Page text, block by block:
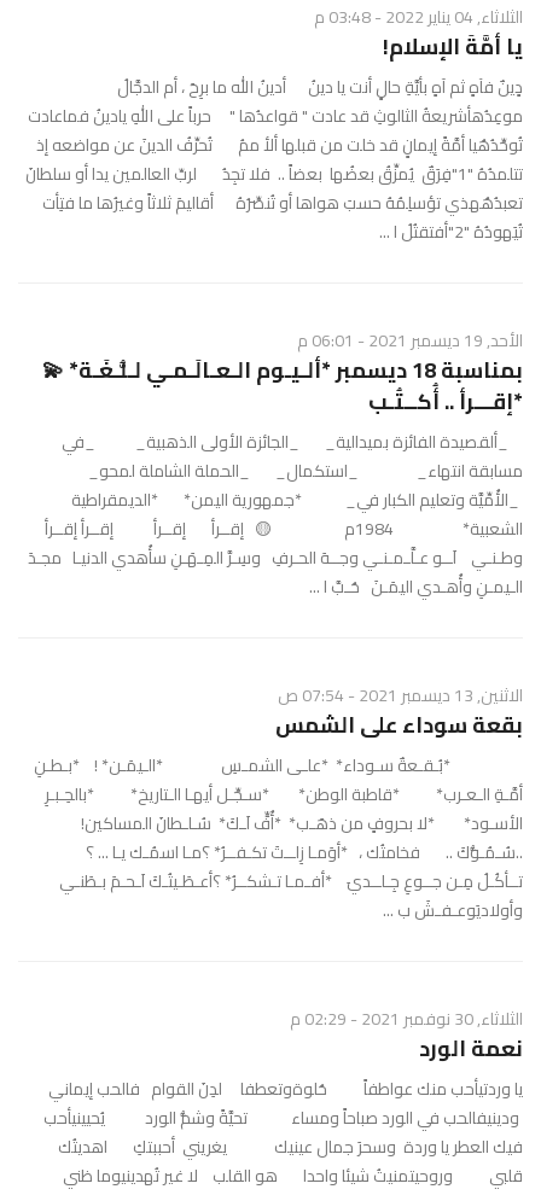
الثلاثاء, 04 يناير 2022 - 03:48 م
يا أمَّةَ الإسلام!
دِِينٌ فآهٍ ثم آهٍ بأيَّةِ حالٍ أنت يا دينُ أدينُ الله ما برِحَ ، أم الدجَّالُ
موعِدُهأشريعةُ الثالوثِ قد عادت " قواعدُها " حرباً على اللهِ يادينُ فماعادت
تُوحِّدُهُيا أمَّةً إيمانٍ قد خلت من قبلها ألأ ممُ تُحرِّفُ الدينَ عن مواضعه إذ
تتلمدُهُ "1"فِرَقٌ يُمزِّقُ بعضُها بعضاً .. فلا تجِدُ لربِّ العالمين يدا أو سلطانَ
تعبدُهُهذي تؤسلِمُهُ حسبَ هواها أو تُنصِّرُهُ أقاليمَ ثلاثاً وغيرُها ما فتِأت
تُيَهودُهُ "2"أفتقتُلُ ا ...
الأحد, 19 ديسمبر 2021 - 06:01 م
بمناسبة 18 ديسمبر *ألـيـوم الـعـالَـمـي لـلُّـغَـة* 💫
*إقـــرأ .. أُكــتُـب
_ألقصيدة الفائزة بميدالية_ _الجائزة الأولى الذهبية_ _في
مسابقة انتهاء_ _استكمال_ _الحملة الشاملة لمحو_
_الأُمِّيَّة وتعليم الكبار في_ *جمهورية اليمن* *الديمقراطية
الشعبية* 1984م 🟡 إقــرأ إقــرأ إقــرأ إقــرأ
وطـنـي لَــو عـلَّـمـنـي وجــهَ الحـرفِ وسِـرَّ المِـهَـنِ سأُهدي الدنيـا مجـدَ
الـيمـنِ وأُهـدي اليمَـنَ حُـبَّ ا ...
الاثنين, 13 ديسمبر 2021 - 07:54 ص
بقعة سوداء على الشمس
*بُـقـعةٌ سـوداء* *علـى الشمـسِ *الـيمَـن* ! *بـطـنِ
أمَّـةِ الـعـرب* *قاطبة الوطن* *سـجِّـل أيهـا الـتاريخ* *بالحِـبـرِ
الأسـود* *لا بحروفٍ من ذهَـب* *أُفٍّ لَـكَ* سُـلـطانَ المساكين!
..سُـمُـوُّكَ .. فخامتُك ، *أوَمـا زِلــتَ تكـفــرُ* ؟مـا اسمُـك يـا ... ؟
تــأكُـلُ مِـن جــوعِ جِـلــديَ *أفـمـا تـشكــرُ* ؟أعـطَـيتُـكَ لَـحـمَ بـطَنـي
وأولاديَوعـفـشَ ب ...
الثلاثاء, 30 نوفمبر 2021 - 02:29 م
نعمة الورد
يا وردتيأحب منك عواطفاً حُلوةوتعطفا لدِنَ القوام فالحب إيماني
ودينيفالحب في الورد صباحاً ومساء تحيَّةً وشمُّ الورد يُحيينيأحب
فيك العطر يا وردة وسحرَ جمال عينيك يغريني أحببتكِ اهديتُك
قلبي وروحيتمنيتُ شيئا واحدا هو القلب لا غير تُهدينيوما ظني